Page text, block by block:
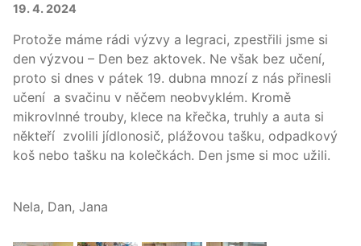
19. 4. 2024
Protože máme rádi výzvy a legraci, zpestřili jsme si
den výzvou – Den bez aktovek. Ne však bez učení,
proto si dnes v pátek 19. dubna mnozí z nás přinesli
učení a svačinu v něčem neobvyklém. Kromě
mikrovlnné trouby, klece na křečka, truhly a auta si
někteří zvolili jídlonosič, plážovou tašku, odpadkový
koš nebo tašku na kolečkách. Den jsme si moc užili.
Nela, Dan, Jana